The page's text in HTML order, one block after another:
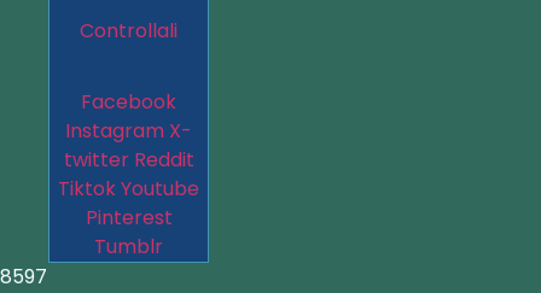
Controllali
Facebook
Instagram X-
twitter Reddit
TiktokYoutube
Pinterest
Tumblr
8597